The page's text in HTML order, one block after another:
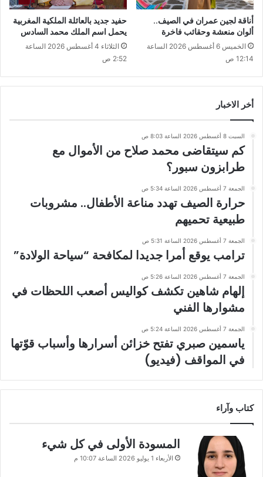
أناقة لجين عمران في الصيف..
ألوان منعشة وحقائب فاخرة
الخميس 6 أغسطس 2026 الساعة
12:14 ص
حفيد جديد بالعائلة الملكية المغربية
يحمل اسم الملك محمد السادس
الثلاثاء 4 أغسطس 2026 الساعة
2:52 ص
أخر الاخبار
السبت 8 أغسطس 2026 الساعة 8:03 ص
كم سيتقاضى محمد صلاح من الأموال مع
طرابزون سبور؟
الجمعة 7 أغسطس 2026 الساعة 5:34 ص
حرارة الصيف تهدد مناعة الأطفال.. مشروبات
طبيعية تحميهم
الجمعة 7 أغسطس 2026 الساعة 5:31 ص
ترامب يوقع أمرا جديدا لمكافحة “سياحة الولادة”
الجمعة 7 أغسطس 2026 الساعة 5:26 ص
إلهام شاهين تكشف كواليس أصعب اللحظات في
مشوارها الفني
الجمعة 7 أغسطس 2026 الساعة 5:24 ص
ياسمين صبري تفتح خزائن أسرارها وأسباب قوّتها
في المواقف (فيديو)
كتاب وآراء
المسودة الأولى في كل شيء
الأربعاء 1 يوليو 2026 الساعة 10:07 م